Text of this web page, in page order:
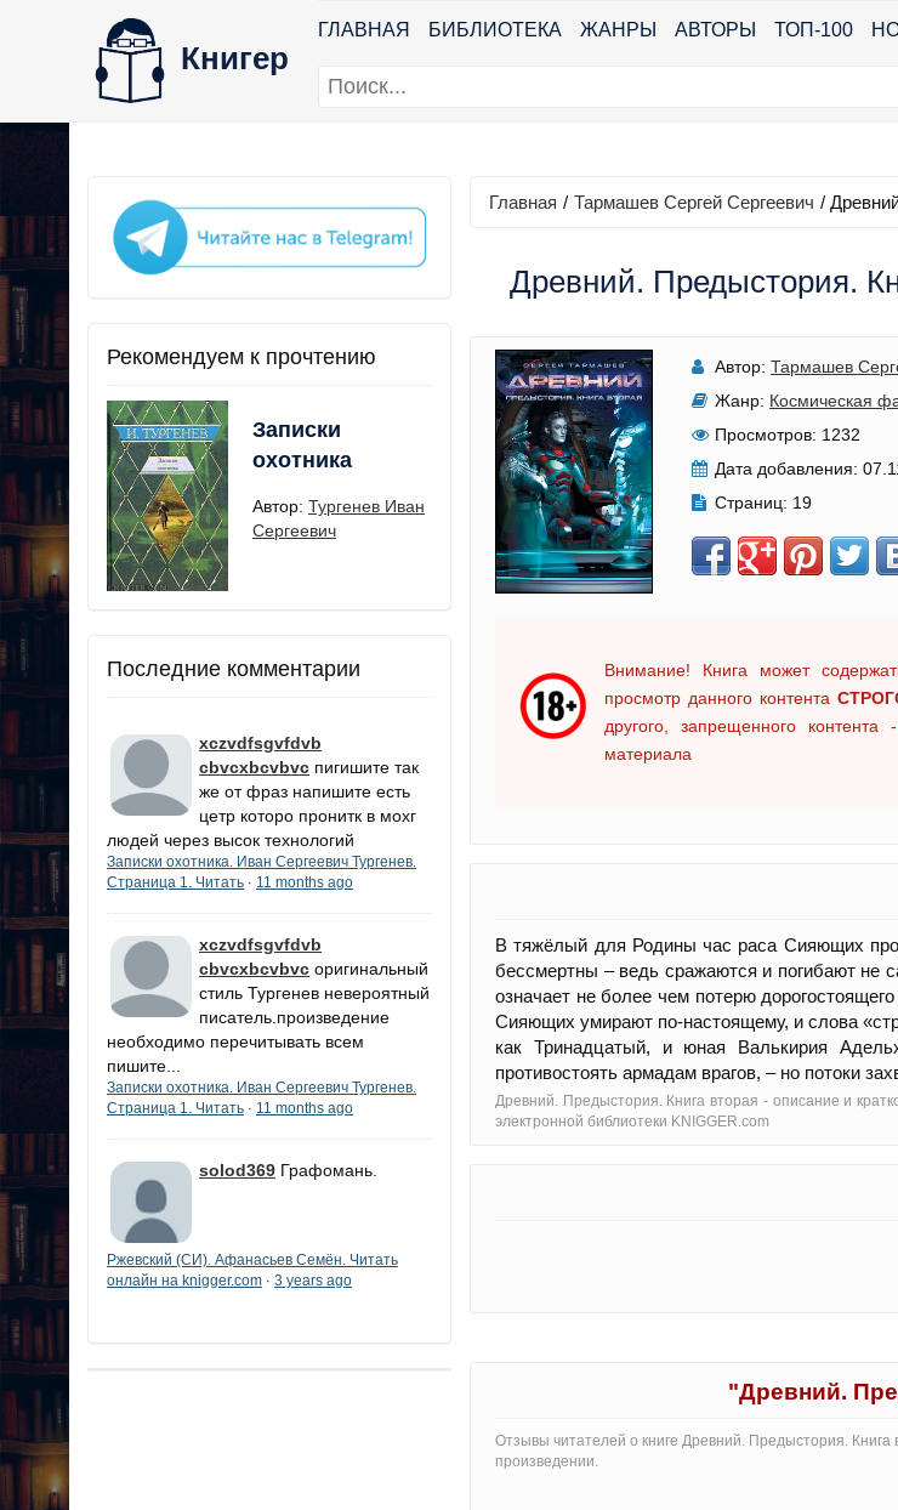
Книгер
ГЛАВНАЯ БИБЛИОТЕКА ЖАНРЫ АВТОРЫ ТОП-100
Рекомендуем к прочтению
Записки
охотника
Автор: Тургенев Иван
Сергеевич
Последние комментарии
xczvdfsgvfdvb
cbvcxbcvbvc пигишите так
же от фраз напишите есть
цетр которо пронитк в мохг
людей через высок технологий
Записки охотника. Иван Сергеевич Тургенев.
Страница 1. Читать · 11 months ago
xczvdfsgvfdvb
cbvcxbcvbvc оригинальный
стиль Тургенев невероятный
писатель.произведение
необходимо перечитывать всем
пишите...
Записки охотника. Иван Сергеевич Тургенев.
Страница 1. Читать · 11 months ago
solod369 Графомань.
Ржевский (СИ). Афанасьев Семён. Читать
онлайн на knigger.com · 3 years ago
Главная / Тармашев Сергей Сергеевич /
Древний. Предыстория.
Автор: Тармашев
Жанр: Космическая
Просмотров: 1232
Дата добавления:
Страниц: 19
Внимание! Книга может
просмотр данного контента
другого, запрещенного
материала
В тяжёлый для Родины час раса Сияющих
бессмертны – ведь сражаются и погибают
означает не более чем потерю
Сияющих умирают по-настоящему, и слова
как Тринадцатый, и юная Валькирия
противостоять армадам врагов, – но потоки
Древний. Предыстория. Книга вторая - oписание и
электронной библиотеки KNIGGER.com
"Древний.
Отзывы читателей о книге Древний. Предыстория.
произведении.